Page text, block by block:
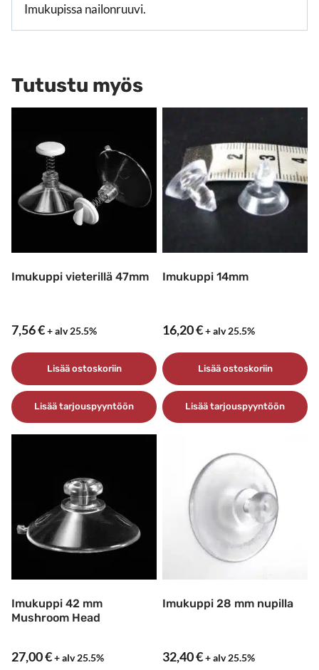
Imukupissa nailonruuvi.
Tutustu myös
Imukuppi vieterillä 47mm
7,56€+ alv 25.5%
Lisää ostoskoriin
Lisää tarjouspyyntöön
Imukuppi 14mm
16,20€+ alv 25.5%
Lisää ostoskoriin
Lisää tarjouspyyntöön
Imukuppi 42 mm
Mushroom Head
27,00€+ alv 25.5%
Imukuppi 28 mm nupilla
32,40€+ alv 25.5%